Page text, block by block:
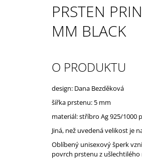
PRSTEN
MM BLACK
O PRODUKTU
design: Dana Bezděková
šířka prstenu: 5 mm
materiál: stříbro Ag 925/
Jiná, než uvedená velikost je
Oblíbený unisexový šperk
povrch prstenu z